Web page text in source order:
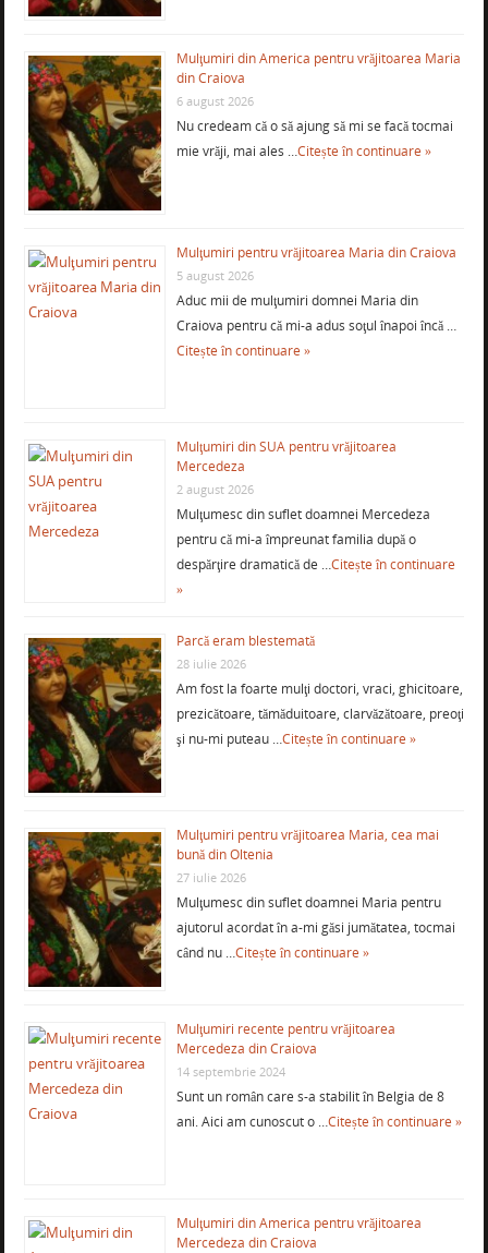
Mulţumiri din America pentru vrăjitoarea Maria
din Craiova
6 august 2026
Nu credeam că o să ajung să mi se facă tocmai
mie vrăji, mai ales …Citește în continuare »
Mulţumiri pentru vrăjitoarea Maria din Craiova
5 august 2026
Aduc mii de mulţumiri domnei Maria din
Craiova pentru că mi-a adus soţul înapoi încă …
Citește în continuare »
Mulţumiri din SUA pentru vrăjitoarea
Mercedeza
2 august 2026
Mulţumesc din suflet doamnei Mercedeza
pentru că mi-a împreunat familia după o
despărţire dramatică de …Citește în continuare
»
Parcă eram blestemată
28 iulie 2026
Am fost la foarte mulţi doctori, vraci, ghicitoare,
prezicătoare, tămăduitoare, clarvăzătoare, preoţi
şi nu-mi puteau …Citește în continuare »
Mulţumiri pentru vrăjitoarea Maria, cea mai
bună din Oltenia
27 iulie 2026
Mulţumesc din suflet doamnei Maria pentru
ajutorul acordat în a-mi găsi jumătatea, tocmai
când nu …Citește în continuare »
Mulţumiri recente pentru vrăjitoarea
Mercedeza din Craiova
14 septembrie 2024
Sunt un român care s-a stabilit în Belgia de 8
ani. Aici am cunoscut o …Citește în continuare »
Mulţumiri din America pentru vrăjitoarea
Mercedeza din Craiova